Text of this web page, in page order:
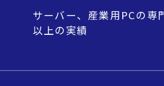
サーバー、産業用PCの専
以上の実績